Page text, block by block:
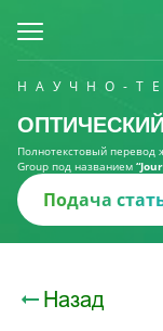
НАУЧНО-
Полнотекстовый перевод
Group под названием
Подача
Назад